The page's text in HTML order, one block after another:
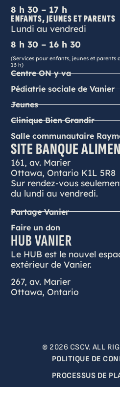
8 h 30 – 17 h
ENFANTS, JEUNES ET PARENTS
Lundi au vendredi
8 h 30 – 16 h 30
(Services pour enfants, jeunes et parents
13 h)
Centre ON y va
Pédiatrie sociale de Vanier
Jeunes
Clinique Bien Grandir
Salle communautaire
SITE BANQUE
161, av. Marier
Ottawa, Ontario K1L 5R8
Sur rendez-vous
du lundi au vendredi.
Partage Vanier
Faire un don
HUB VANIER
Le HUB est le nouvel
extérieur de Vanier.
267, av. Marier
Ottawa, Ontario
© 2026 CSCV. ALL
POLITIQUE DE
PROCESSUS DE